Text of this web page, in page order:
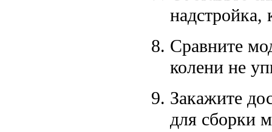
надстройка,
Сравните
колени не
Закажите
для сборки